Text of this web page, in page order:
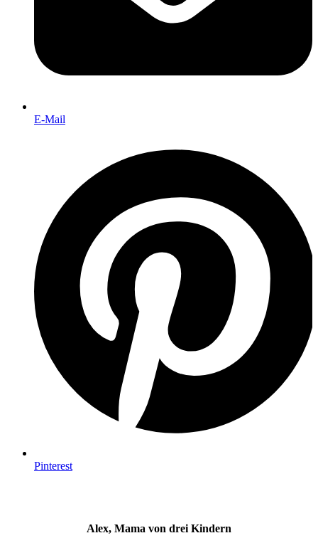
E-Mail
Pinterest
Alex, Mama von drei Kindern